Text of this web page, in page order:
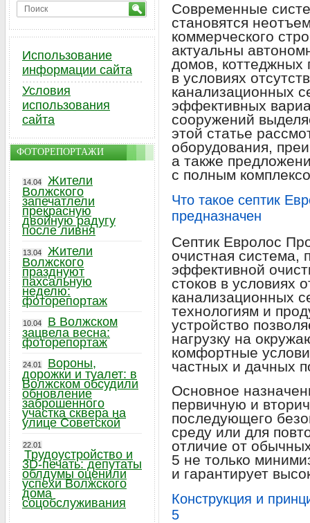
Современные
становятся
коммерческого
актуальны
домов, коттеджных
в условиях
канализационных
эффективных
сооружений
этой статье
оборудования,
а также
с полным
Что такое септик
предназначен
Септик Евролос
очистная система,
эффективной
стоков в условиях
канализационных
технологиям и
устройство
нагрузку на
комфортные
частных и дачных
Основное
первичную и
последующего
среду или для
отличие от
5 не только
и гарантирует
Конструкция и
5
Использование
информации сайта
Условия
использования
сайта
ФОТОРЕПОРТАЖИ
14.04
Жители
Волжского
запечатлели
прекрасную
двойную радугу
после ливня
13.04
Жители
Волжского
празднуют
пахсальную
неделю:
фоторепортаж
10.04
В Волжском
зацвела весна:
фоторепортаж
24.01
Вороны,
дорожки и туалет: в
Волжском обсудили
обновление
заброшенного
участка сквера на
улице Советской
22.01
Трудоустройство и
3D-печать: депутаты
облдумы оценили
успехи Волжского
дома
соцобслуживания